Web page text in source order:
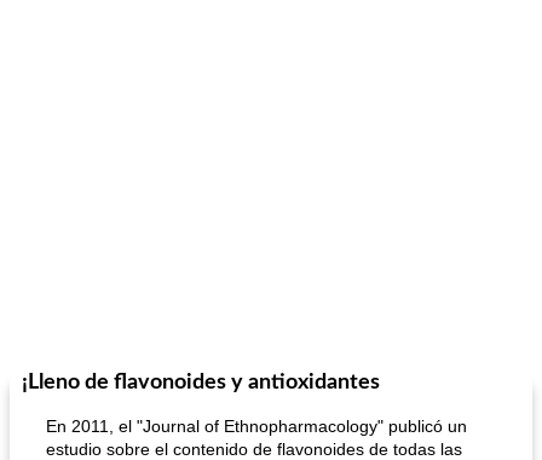
¡Lleno de flavonoides y antioxidantes
En 2011, el "Journal of Ethnopharmacology" publicó un
estudio sobre el contenido de flavonoides de todas las